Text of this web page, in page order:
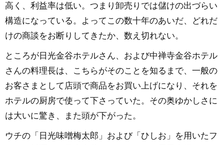
高く、利益率は低い。つまり卸売りでは儲けの出づらい
構造になっている。よってこの数十年のあいだ、どれだ
けの商談をお断りしてきたか、数え切れない。
ところが日光金谷ホテルさん、および中禅寺金谷ホテル
さんの料理長は、こちらがそのことを知るまで、一般の
お客さまとして店頭で商品をお買い上げになり、それを
ホテルの厨房で使って下さっていた。その奥ゆかしさに
は大いに驚き、また頭が下がった。
ウチの「日光味噌梅太郎」および「ひしお」を用いたフ